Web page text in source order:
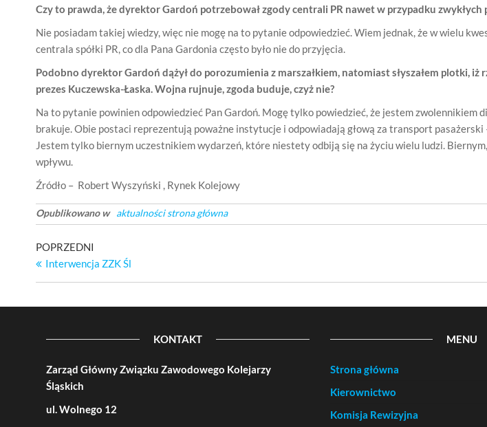
Czy to prawda, że dyrektor Gardoń potrzebował zgody centrali PR nawet w przypadku
Nie posiadam takiej wiedzy, więc nie mogę na to pytanie odpowiedzieć. Wiem jednak, że w wielu
centrala spółki PR, co dla Pana Gardonia często było nie do przyjęcia.
Podobno dyrektor Gardoń dążył do porozumienia z marszałkiem, natomiast słyszałem plotki, iż
prezes Kuczewska-Łaska. Wojna rujnuje, zgoda buduje, czyż nie?
Na to pytanie powinien odpowiedzieć Pan Gardoń. Mogę tylko powiedzieć, że jestem zwolennikiem
brakuje. Obie postaci reprezentują poważne instytucje i odpowiadają głową za transport
Jestem tylko biernym uczestnikiem wydarzeń, które niestety odbiją się na życiu wielu ludzi.
wpływu.
Źródło – Robert Wyszyński , Rynek Kolejowy
Opublikowano w aktualności strona główna
Nawigacja
wpisu
Poprzedni
wpis
POPRZEDNI
Interwencja ZZK Śl
KONTAKT
Zarząd Główny Związku Zawodowego Kolejarzy
Śląskich
ul. Wolnego 12
MENU
Strona główna
Kierownictwo
Komisja Rewizyjna